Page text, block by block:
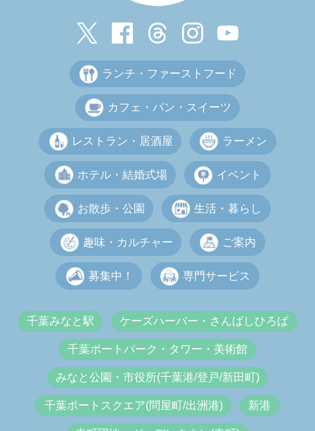
ランチ・ファーストフード
カフェ・パン・スイーツ
レストラン・居酒屋 ラーメン
ホテル・結婚式場 イベント
お散歩・公園 生活・暮らし
趣味・カルチャー ご案内
募集中！ 専門サービス
千葉みなと駅 ケーズハーバー・さんばしひろば
千葉ポートパーク・タワー・美術館
みなと公園・市役所(千葉港/登戸/新田町)
千葉ポートスクエア(問屋町/出洲港) 新港